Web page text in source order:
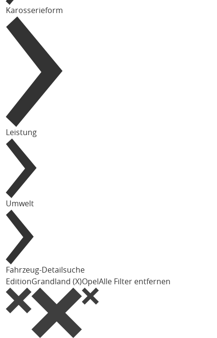
Karosserieform
Leistung
Umwelt
Fahrzeug-Detailsuche
EditionGrandland (X)OpelAlle Filter entfernen